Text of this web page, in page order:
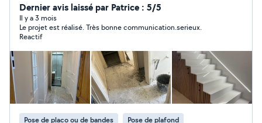
Dernier avis laissé par Patrice : 5/5
Il y a 3 mois
Le projet est réalisé. Très bonne communication.serieux.
Reactif
Pose de placo ou de bandes Pose de plafond